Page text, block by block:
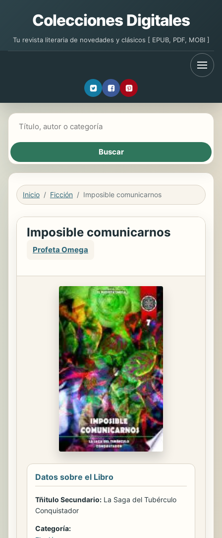
Colecciones Digitales
Tu revista literaria de novedades y clásicos [ EPUB, PDF, MOBI ]
Inicio Ficción Imposible comunicarnos
Imposible comunicarnos
Profeta Omega
Datos sobre el Libro
Tñitulo Secundario: La Saga del Tubérculo
Conquistador
Categoría: